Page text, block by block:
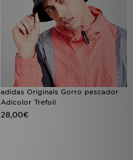
adidas Originals Gorro pescador
Adicolor Trefoil
28,00€